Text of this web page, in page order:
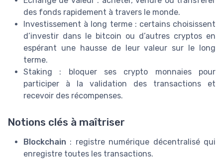
des fonds rapidement à travers le monde.
Investissement à long terme : certains choisissent
d’investir dans le bitcoin ou d’autres cryptos en
espérant une hausse de leur valeur sur le long
terme.
Staking : bloquer ses crypto monnaies pour
participer à la validation des transactions et
recevoir des récompenses.
Notions clés à maîtriser
Blockchain : registre numérique décentralisé qui
enregistre toutes les transactions.